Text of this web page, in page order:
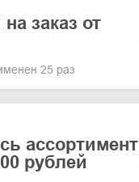
заказ от
25 раз
ассортимент
рублей